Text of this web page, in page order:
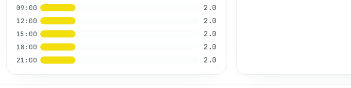
09:00 2.0
12:00 2.0
15:00 2.0
18:00 2.0
21:00 2.0